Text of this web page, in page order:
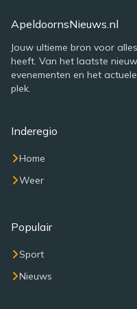
ApeldoornsNieuws.nl
Jouw ultieme bron voor
heeft. Van het laatste
evenementen en het
plek.
Inderegio
Home
Weer
Populair
Sport
Nieuws